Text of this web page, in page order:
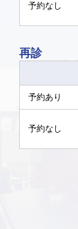
予約なし
再診
予約あり
予約なし